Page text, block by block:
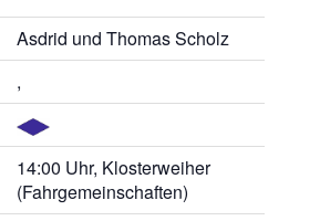
Asdrid und Thomas Scholz
,
14:00 Uhr, Klosterweiher
(Fahrgemeinschaften)